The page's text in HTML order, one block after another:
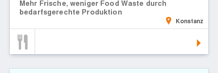
Mehr Frische, weniger Food Waste durch
bedarfsgerechte Produktion
Konstanz